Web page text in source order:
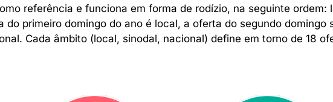
referência e funciona em forma de rodízio, na seguinte ordem:
do primeiro domingo do ano é local, a oferta do segundo domingo
Cada âmbito (local, sinodal, nacional) define em torno de 18